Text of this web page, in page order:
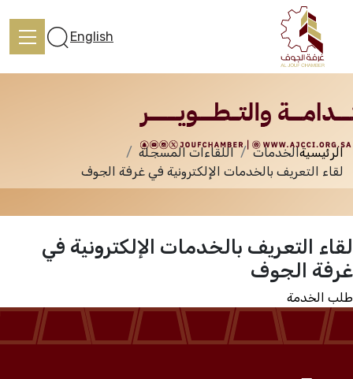
الرئيسية
الخدمات
المركز الإعلامي
English
الخدمات
الرئيسيةالخدمات
اللقاءات المسجلة
لقاء التعريف بالخدمات الإلكترونية في غرفة الجوف
لقاء التعريف بالخدمات الإلكترونية في
غرفة الجوف
طلب الخدمة